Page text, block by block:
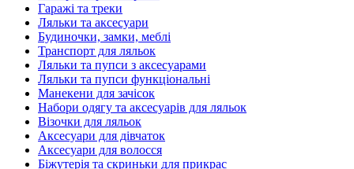
Гаражі та треки
Ляльки та аксесуари
Будиночки, замки, меблі
Транспорт для ляльок
Ляльки та пупси з аксесуарами
Ляльки та пупси функціональні
Манекени для зачісок
Набори одягу та аксесуарів для ляльок
Візочки для ляльок
Аксесуари для дівчаток
Аксесуари для волосся
Біжутерія та скриньки для прикрас